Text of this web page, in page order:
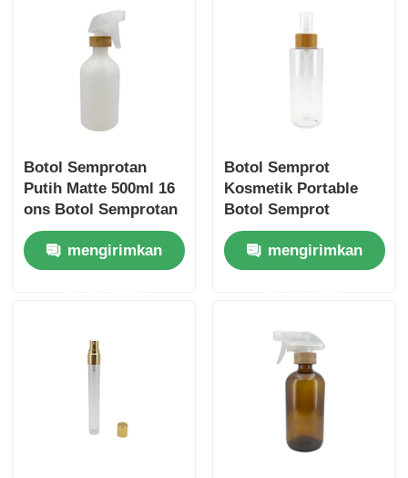
Botol Semprotan
Putih Matte 500ml 16
ons Botol Semprotan
Mewah
mengirimkan
Botol Semprot
Kosmetik Portable
Botol Semprot
Parfum Transparan
Botol 100ml Dengan
Tutup Plastik Dan
mengirimkan